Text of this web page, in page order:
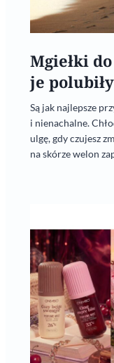
Mgiełki
je
Są jak najlepsze
i nienachalne.
ulgę, gdy czujesz
na skórze welon